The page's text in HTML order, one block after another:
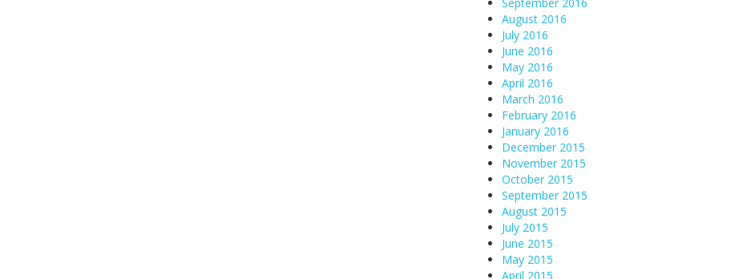
August 2016
July 2016
June 2016
May 2016
April 2016
March 2016
February 2016
January 2016
December 2015
November 2015
October 2015
September 2015
August 2015
July 2015
June 2015
May 2015
April 2015